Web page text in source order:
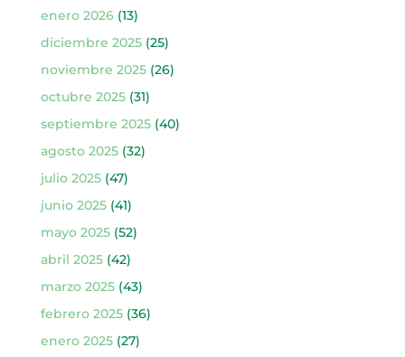
enero 2026(13)
diciembre 2025(25)
noviembre 2025(26)
octubre 2025(31)
septiembre 2025(40)
agosto 2025(32)
julio 2025(47)
junio 2025(41)
mayo 2025(52)
abril 2025(42)
marzo 2025(43)
febrero 2025(36)
enero 2025(27)